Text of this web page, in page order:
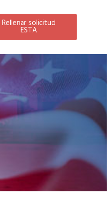
Rellenar solicitud
ESTA